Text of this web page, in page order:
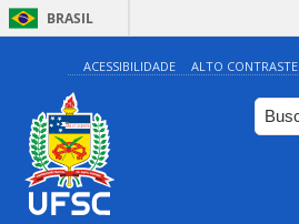
BRASIL
ACESSIBILIDADE ALTO CONTRASTE